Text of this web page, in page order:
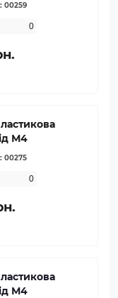
00259
0
М4
00275
0
М4